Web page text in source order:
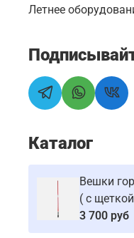
Летнее
Каталог
Вешки
( с
3 700 руб